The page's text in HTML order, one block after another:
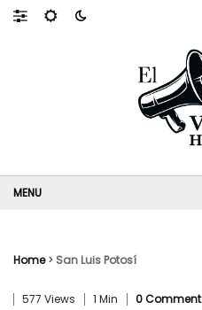
Home> San Luis Potosí
577 Views 1 Min 0 Comment